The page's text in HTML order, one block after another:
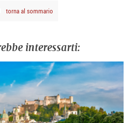
torna al sommario
interessarti: